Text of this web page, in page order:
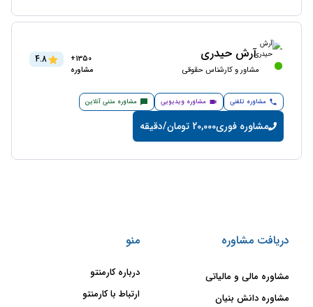
آرش حیدری
مشاور و کارشناس حقوقی
1350+
مشاوره
4.8
مشاوره تلفنی مشاوره ویدیویی مشاوره متنی آنلاین
مشاوره فوری20,000 تومان/دقیقه
دریافت مشاوره
مشاوره مالی و مالیاتی
مشاوره دانش بنیان
منو
درباره کارمنتو
ارتباط با کارمنتو